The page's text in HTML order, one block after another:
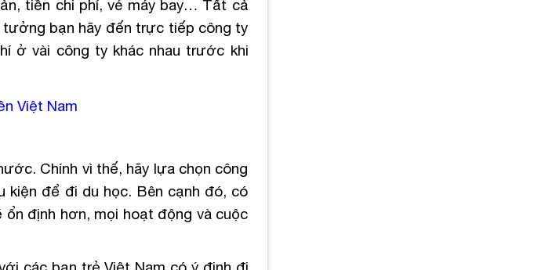
tiền chi phí, vé máy bay… Tất cả
tưởng bạn hãy đến trực tiếp công ty
ở vài công ty khác nhau trước khi
Việt Nam
Chính vì thế, hãy lựa chọn công
để đi du học. Bên cạnh đó, có
định hơn, mọi hoạt động và cuộc